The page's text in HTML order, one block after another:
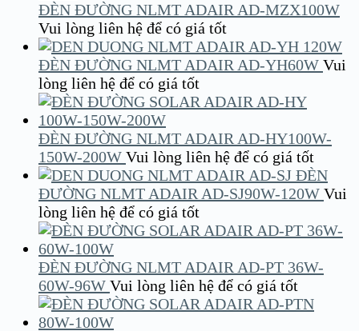
ĐÈN ĐƯỜNG NLMT ADAIR AD-MZX100W
Vui lòng liên hệ để có giá tốt
ĐÈN ĐƯỜNG NLMT ADAIR AD-YH60W Vui
lòng liên hệ để có giá tốt
ĐÈN ĐƯỜNG NLMT ADAIR AD-HY100W-
150W-200W Vui lòng liên hệ để có giá tốt
ĐÈN
ĐƯỜNG NLMT ADAIR AD-SJ90W-120W Vui
lòng liên hệ để có giá tốt
ĐÈN ĐƯỜNG NLMT ADAIR AD-PT 36W-
60W-96W Vui lòng liên hệ để có giá tốt